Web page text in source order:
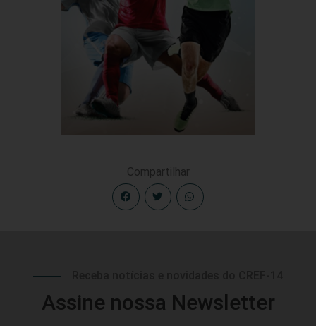
Compartilhar
Assine nossa Newsletter